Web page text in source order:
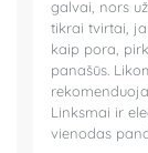
galvai, nors
tikrai tvirtai,
kaip pora,
panašūs.
Linksmai ir
vienodas